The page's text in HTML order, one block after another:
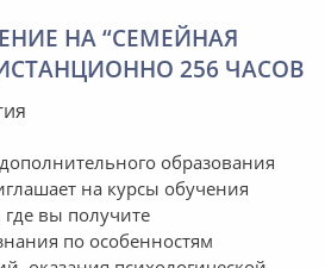
НА “СЕМЕЙНАЯ
256 ЧАСОВ
образования
на курсы обучения
вы получите
по особенностям